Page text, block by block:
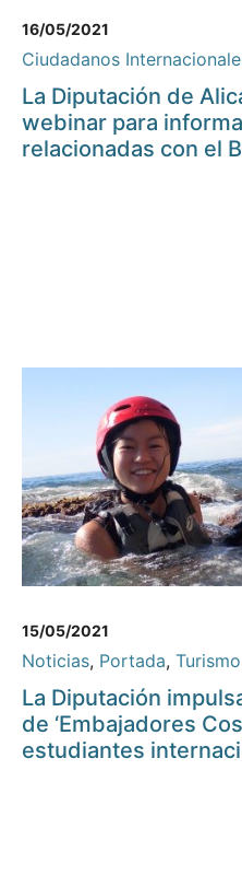
16/05/2021
Ciudadanos
La Diputación de
webinar para
relacionadas con el
15/05/2021
Noticias, Portada, Turismo
La Diputación
de ‘Embajadores
estudiantes